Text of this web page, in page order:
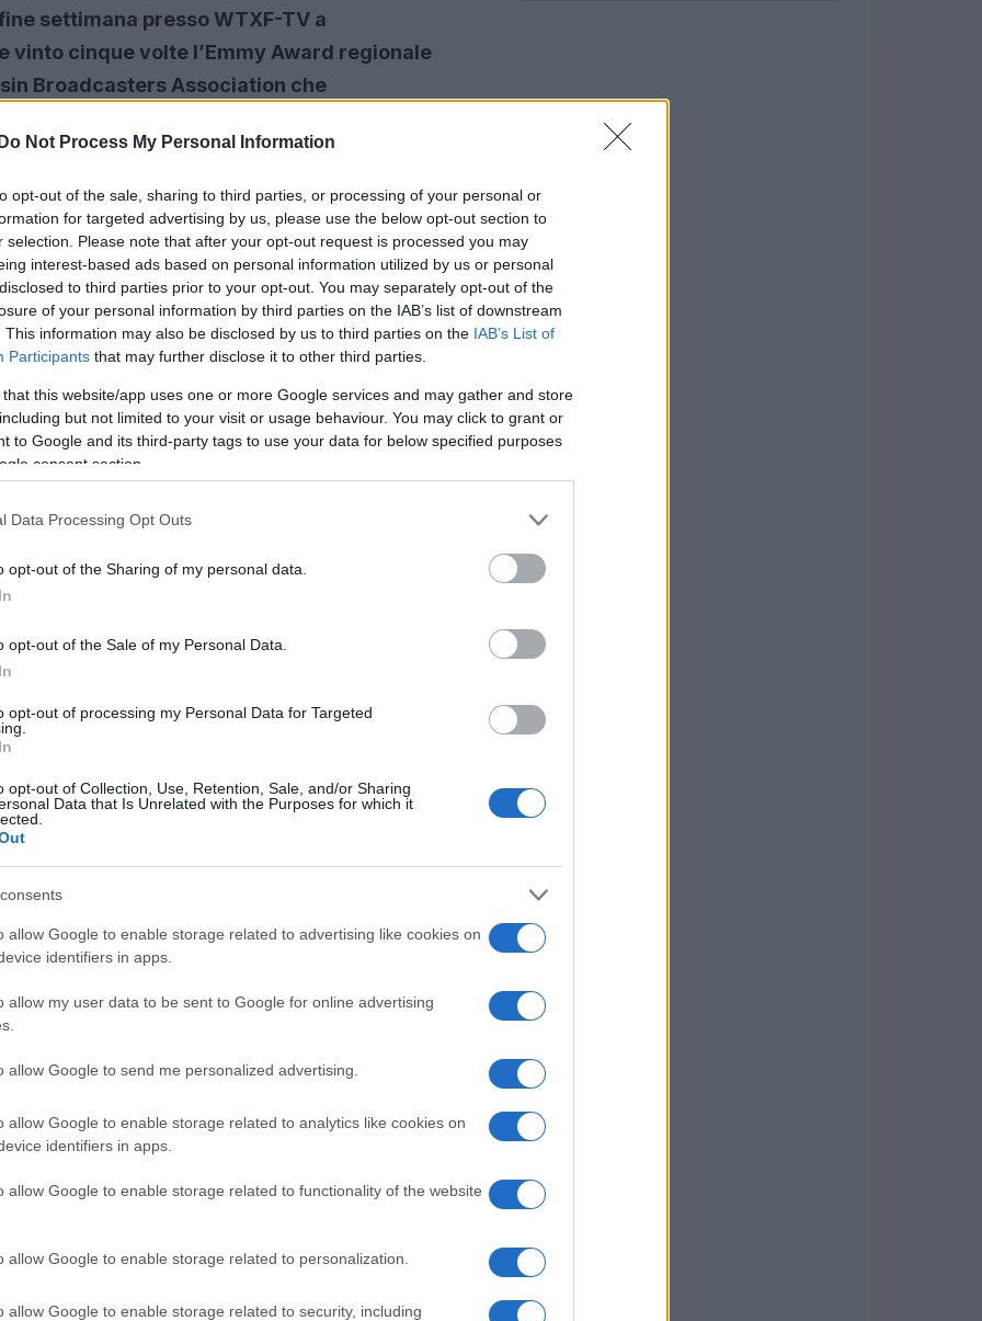
Do Not Process My Personal Information
opt-out of the sale, sharing to third parties, or processing of your personal or
for targeted advertising by us, please use the below opt-out section to
selection. Please note that after your opt-out request is processed you may
interest-based ads based on personal information utilized by us or personal
to third parties prior to your opt-out. You may separately opt-out of the
of your personal information by third parties on the IAB’s list of downstream
This information may also be disclosed by us to third parties on the IAB’s List of
Participants that may further disclose it to other third parties.
that this website/app uses one or more Google services and may gather and store
but not limited to your visit or usage behaviour. You may click to grant or
to Google and its third-party tags to use your data for below specified purposes
consent section.
Data Processing Opt Outs
opt-out of the Sharing of my personal data.
opt-out of the Sale of my Personal Data.
opt-out of processing my Personal Data for Targeted
opt-out of Collection, Use, Retention, Sale, and/or Sharing
Data that Is Unrelated with the Purposes for which it
allow Google to enable storage related to advertising like cookies on
identifiers in apps.
allow my user data to be sent to Google for online advertising
allow Google to send me personalized advertising.
allow Google to enable storage related to analytics like cookies on
identifiers in apps.
allow Google to enable storage related to functionality of the website
allow Google to enable storage related to personalization.
allow Google to enable storage related to security, including
settimana presso WTXF-TV a
vinto cinque volte l’Emmy Award regionale
Broadcasters Association che
ATWATER
Wisconsin, Stati Uniti d’America. Festeggia
John compie 48 anni nel 2020.
Sembra essere piuttosto alto di statura
sono qualcosa da guardare. Tuttavia, i
e altre misure del corpo non sono
monitorando e aggiorneremo queste
Medill School of Journalism della
in giornalismo ed economia.